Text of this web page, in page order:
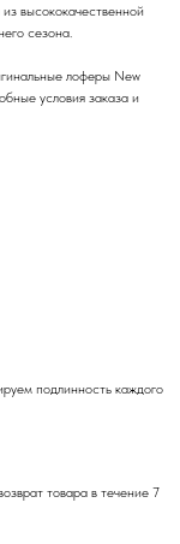
высококачественной
сезона.
лоферы New
условия заказа и
подлинность каждого
товара в течение 7